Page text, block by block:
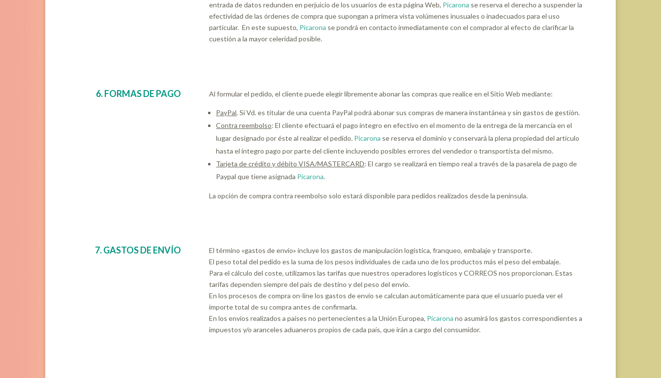
entrada de datos redunden en perjuicio de los usuarios de esta página Web, Picarona se reserva el derecho a suspender la
efectividad de las órdenes de compra que supongan a primera vista volúmenes inusuales o inadecuados para el uso
particular. En este supuesto, Picarona se pondrá en contacto inmediatamente con el comprador al efecto de clarificar la
cuestión a la mayor celeridad posible.
6. FORMAS DE PAGO Al formular el pedido, el cliente puede elegir libremente abonar las compras que realice en el Sitio Web mediante:
PayPal. Si Vd. es titular de una cuenta PayPal podrá abonar sus compras de manera instantánea y sin gastos de gestión.
Contra reembolso: El cliente efectuará el pago íntegro en efectivo en el momento de la entrega de la mercancía en el
lugar designado por éste al realizar el pedido. Picarona se reserva el dominio y conservará la plena propiedad del artículo
hasta el íntegro pago por parte del cliente incluyendo posibles errores del vendedor o transportista del mismo.
Tarjeta de crédito y débito VISA/MASTERCARD: El cargo se realizará en tiempo real a través de la pasarela de pago de
Paypal que tiene asignada Picarona.
La opción de compra contra reembolso solo estará disponible para pedidos realizados desde la península.
7. GASTOS DE ENVÍO
El término «gastos de envío» incluye los gastos de manipulación logística, franqueo, embalaje y transporte.
El peso total del pedido es la suma de los pesos individuales de cada uno de los productos más el peso del embalaje.
Para el cálculo del coste, utilizamos las tarifas que nuestros operadores logísticos y CORREOS nos proporcionan. Estas
tarifas dependen siempre del país de destino y del peso del envío.
En los procesos de compra on-line los gastos de envío se calculan automáticamente para que el usuario pueda ver el
importe total de su compra antes de confirmarla.
En los envíos realizados a países no pertenecientes a la Unión Europea, Picarona no asumirá los gastos correspondientes a
impuestos y/o aranceles aduaneros propios de cada país, que irán a cargo del consumidor.